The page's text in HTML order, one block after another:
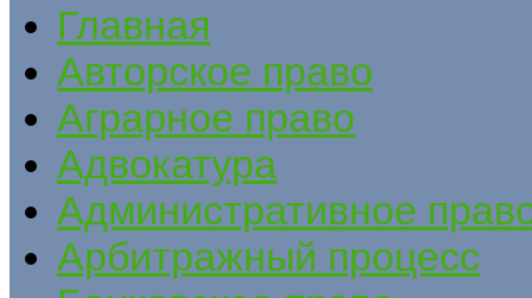
Главная
Авторское право
Аграрное право
Адвокатура
Административное
Арбитражный процесс